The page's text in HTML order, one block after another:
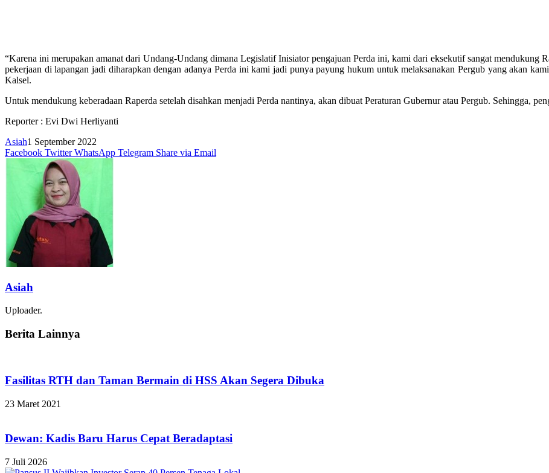
“Karena ini merupakan amanat dari Undang-Undang dimana Legislatif Inisiator pengajuan Perda ini, kami dari eksekutif sangat mendukung
pekerjaan di lapangan jadi diharapkan dengan adanya Perda ini kami jadi punya payung hukum untuk melaksanakan Pergub yang akan
Kalsel.
Untuk mendukung keberadaan Raperda setelah disahkan menjadi Perda nantinya, akan dibuat Peraturan Gubernur atau Pergub. Sehingga,
Reporter : Evi Dwi Herliyanti
Asiah1 September 2022
Facebook Twitter WhatsApp Telegram Share via Email
Asiah
Uploader.
Berita Lainnya
Fasilitas RTH dan Taman Bermain di HSS Akan Segera Dibuka
23 Maret 2021
Dewan: Kadis Baru Harus Cepat Beradaptasi
7 Juli 2026